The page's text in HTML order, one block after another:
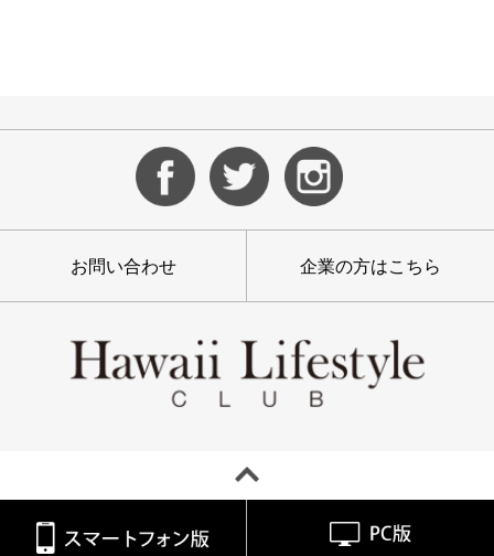
お問い合わせ 企業の方はこちら